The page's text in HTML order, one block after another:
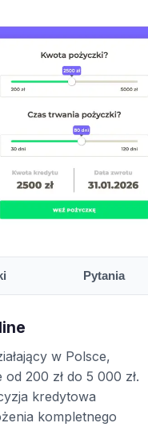
Pytania
w Polsce,
200 zł do 5 000 zł.
kredytowa
kompletnego